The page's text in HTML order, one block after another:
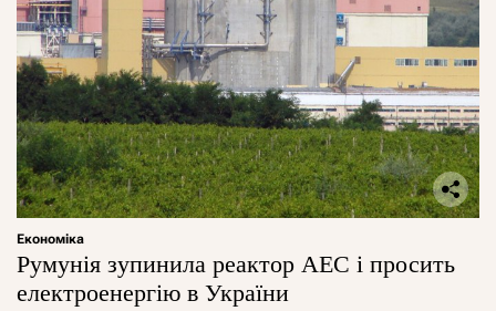
Економіка
Румунія зупинила реактор АЕС і просить
електроенергію в України